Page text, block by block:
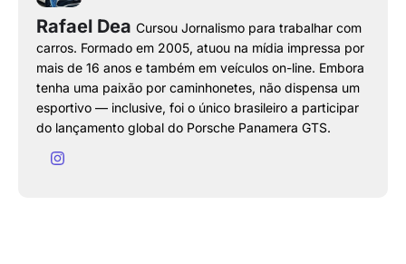
Rafael Dea Cursou Jornalismo para trabalhar com
carros. Formado em 2005, atuou na mídia impressa por
mais de 16 anos e também em veículos on-line. Embora
tenha uma paixão por caminhonetes, não dispensa um
esportivo — inclusive, foi o único brasileiro a participar
do lançamento global do Porsche Panamera GTS.